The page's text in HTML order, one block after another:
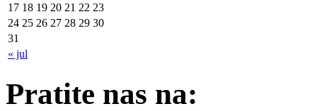
« jul
17 18 19 20 21 22 23
24 25 26 27 28 29 30
31
Pratite nas na: